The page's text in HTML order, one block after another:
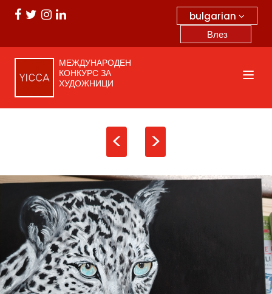
bulgarian
Влез
МЕЖДУНАРОДЕН
КОНКУРС ЗА
ХУДОЖНИЦИ
< >